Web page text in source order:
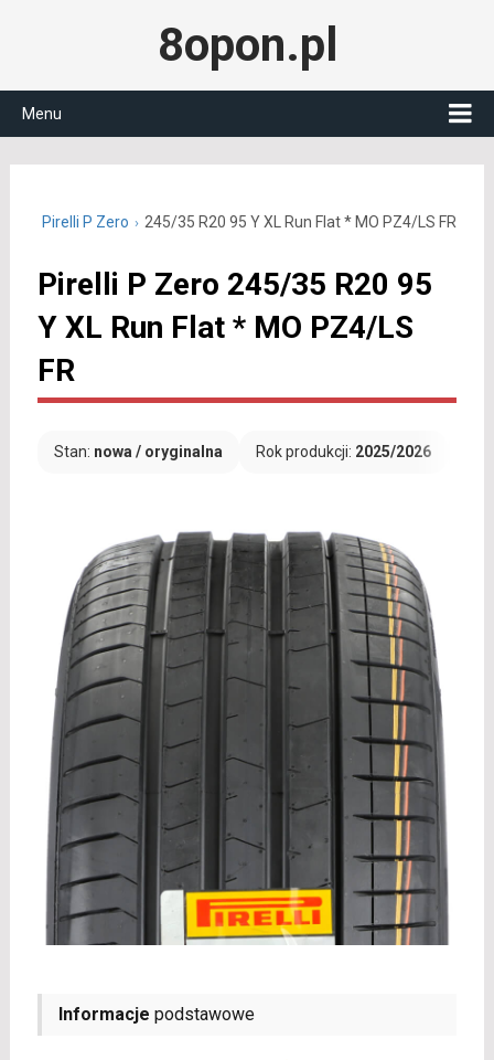
8opon.pl
Menu
Pirelli P Zero 245/35 R20 95 Y XL Run Flat * MO PZ4/LS FR
Pirelli P Zero 245/35 R20 95
Y XL Run Flat * MO PZ4/LS
FR
Stan: nowa / oryginalna Rok produkcji: 2025/2026
Informacje podstawowe